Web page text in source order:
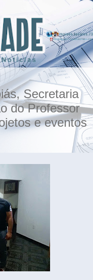
Secretaria
do Professor
e eventos